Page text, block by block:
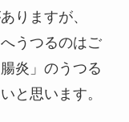
りますが、
うつるのはご
炎」のうつる
と思います。